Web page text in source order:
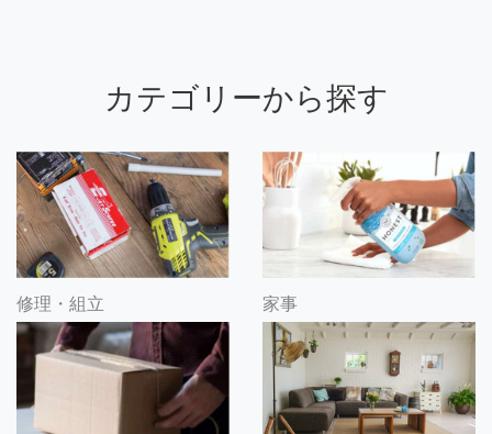
カテゴリーから探す
修理・組立 家事